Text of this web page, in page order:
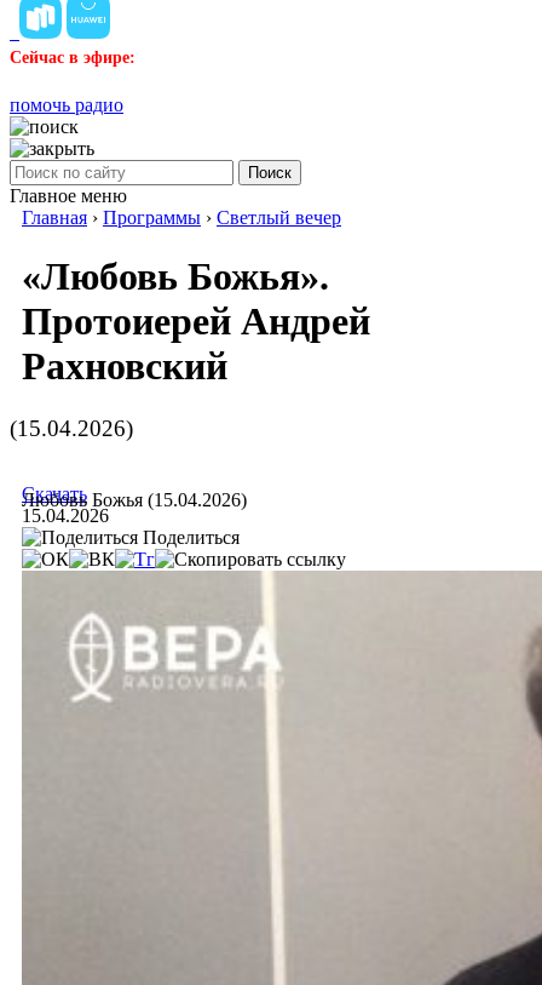
Сейчас в эфире:
помочь радио
Поиск
Главное меню
Главная › Программы › Светлый вечер
«Любовь Божья».
Протоиерей Андрей
Рахновский
(15.04.2026)
Любовь Божья (15.04.2026)
Скачать
15.04.2026
Поделиться